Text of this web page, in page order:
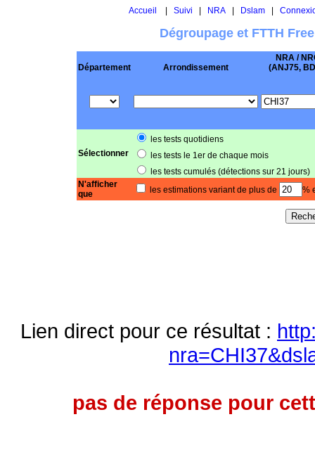
Accueil Suivi NRA| Dslam|
Dégroupage et FTTH
Département Arrondissement
NRA /
(ANJ75,
Sélectionner
les tests quotidiens
les tests le 1er de chaque mois
les tests cumulés (détections sur 21 jours)
N'afficher
que
les estimations variant de plus de %
Lien direct pour ce résultat :
pas de réponse pour